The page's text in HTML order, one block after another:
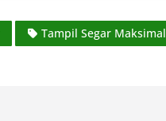
Tampil Segar Maksimal